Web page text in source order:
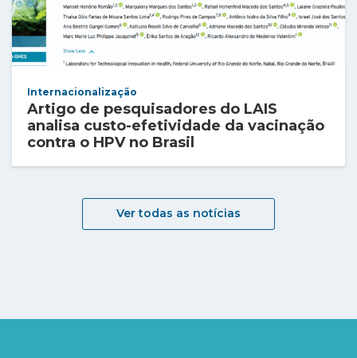
Internacionalização
Artigo de pesquisadores do LAIS
analisa custo-efetividade da vacinação
contra o HPV no Brasil
Ver todas as notícias